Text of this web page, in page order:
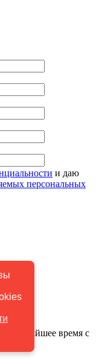
и даю
персональных
ближайшее время с